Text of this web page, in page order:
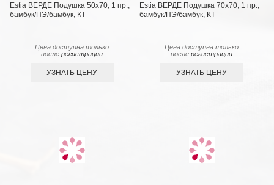
Estia ВЕРДЕ Подушка 50х70, 1 пр.,
бамбук/ПЭ/бамбук, КТ
Цена доступна только
послерегистрации
УЗНАТЬ ЦЕНУ
Estia ВЕРДЕ Подушка 70х70, 1 пр.,
бамбук/ПЭ/бамбук, КТ
Цена доступна только
послерегистрации
УЗНАТЬ ЦЕНУ